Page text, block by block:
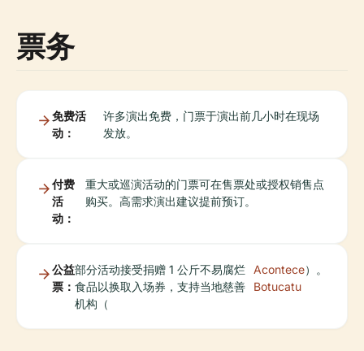
票务
免费活
动：
许多演出免费，门票于演出前几小时在现场
发放。
付费
活
动：
重大或巡演活动的门票可在售票处或授权销售点
购买。高需求演出建议提前预订。
公益
票：
部分活动接受捐赠 1 公斤不易腐烂
食品以换取入场券，支持当地慈善
机构（
Acontece
Botucatu
）。